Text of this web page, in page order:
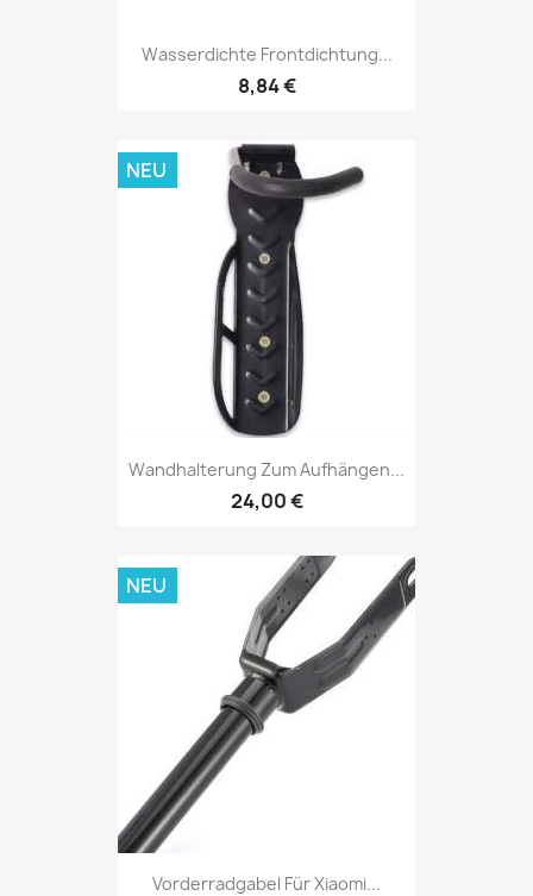
Wasserdichte Frontdichtung...
8,84 €
Wandhalterung Zum Aufhängen...
24,00 €
NEU
Vorderradgabel Für Xiaomi...
NEU